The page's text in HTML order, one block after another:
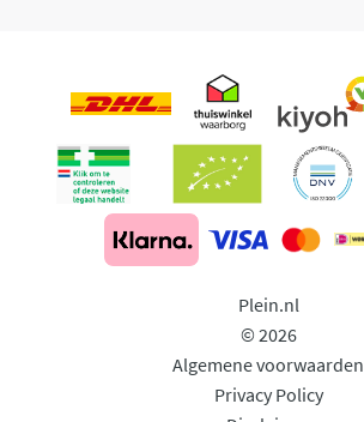
Plein.nl
© 2026
Algemene voorwaarden
Privacy Policy